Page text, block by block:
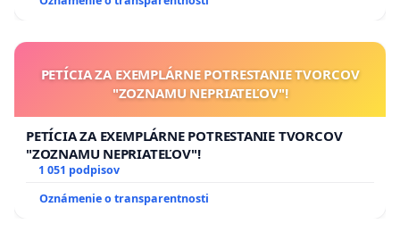
PETÍCIA ZA EXEMPLÁRNE POTRESTANIE TVORCOV
"ZOZNAMU NEPRIATEĽOV"!
PETÍCIA ZA EXEMPLÁRNE POTRESTANIE TVORCOV
"ZOZNAMU NEPRIATEĽOV"!
1 051 podpisov
Oznámenie o transparentnosti